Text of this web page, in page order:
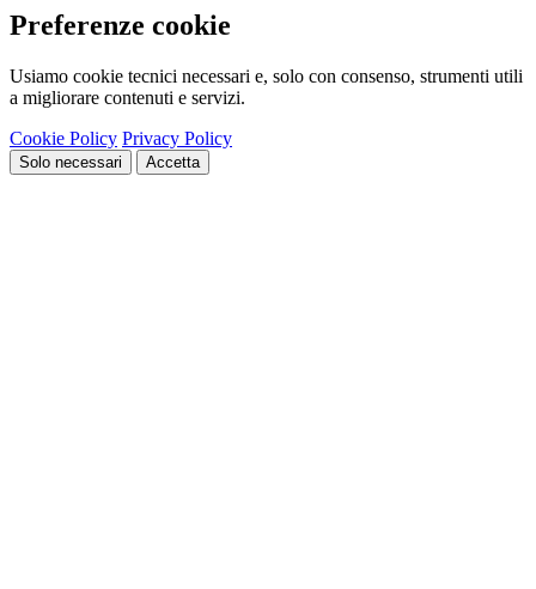
Preferenze cookie
Usiamo cookie tecnici necessari e, solo con consenso, strumenti utili
a migliorare contenuti e servizi.
Cookie Policy Privacy Policy
Solo necessari Accetta